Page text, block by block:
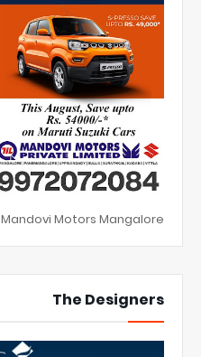
Mandovi Motors Mangalore
The Designers